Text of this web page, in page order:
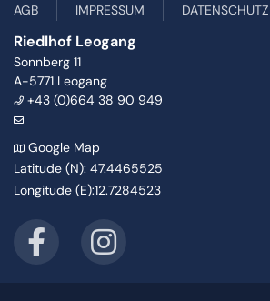
AGB
IMPRESSUM DATENSCHUTZ
Riedlhof Leogang
Sonnberg 11
A-5771 Leogang
+43 (0)664 38 90 949
Google Map
Latitude (N): 47.4465525
Longitude (E):12.7284523